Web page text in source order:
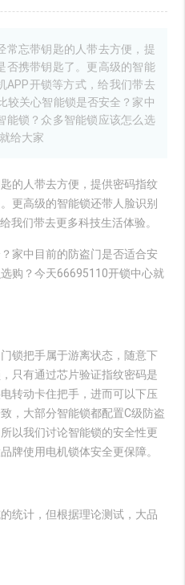
常忘带钥匙的人带去方便，提
否携带钥匙了。更高级的智能
APP开锁等方式，给我们带去
较关心智能锁是否安全？家中
能锁？众多智能锁应该怎么选
给大家
的人带去方便，提供密码指纹
更高级的智能锁还带人脸识别
我们带去更多科技生活体验。
家中目前的防盗门是否适合安
购？今天66695110开锁中心就
锁把手属于游离状态，随意下
只有通过芯片验证指纹密码是
转动卡住把手，进而可以下压
，大部分智能锁都配置C级防盗
以我们讨论智能锁的安全性更
牌使用电机锁体安全更保障。
统计，但根据理论测试，大品